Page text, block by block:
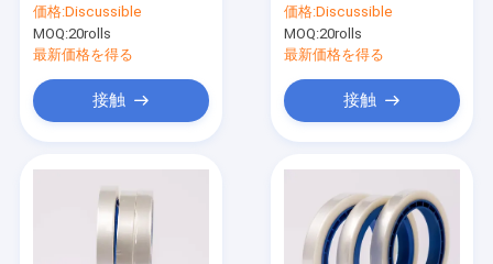
企業情報
ジ
価格:Discussible
MOQ:20rolls
最新価格を得る
接触
価格:Discussible
MOQ:20rolls
最新価格を得る
接触